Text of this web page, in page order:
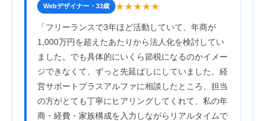
Webデザイナー・33歳 ★★★★★
「フリーランスで3年ほど活動していて、年商が
1,000万円を超えたあたりから法人化を検討してい
ました。でも具体的にいくら節税になるのかイメー
ジできなくて、ずっと先延ばしにしていました。経
営サポートプラスアルファに相談したところ、担当
の方がとても丁寧にヒアリングしてくれて、私の年
商・経費・家族構成を入力しながらリアルタイムで